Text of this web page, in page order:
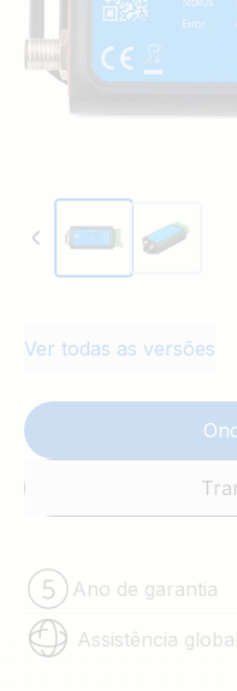
Saída de pré-alarme:
precoce para a baixa
desligar as cargas.
um sinal sonoro.
carregamento e da
Indicadores LED:
Bluetooth e um LED
Ver todas as versões
Ano de garantia
Assistência global